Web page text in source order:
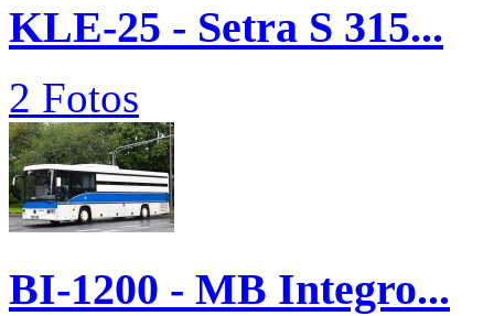
KLE-25 - Setra S 315...
2 Fotos
BI-1200 - MB Integro...